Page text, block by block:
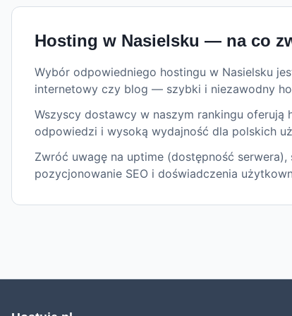
Hosting w Nasielsku — na co
Wybór odpowiedniego hostingu w Nasielsku
internetowy czy blog — szybki i niezawodny
Wszyscy dostawcy w naszym rankingu oferują
odpowiedzi i wysoką wydajność dla polskich
Zwróć uwagę na uptime (dostępność
pozycjonowanie SEO i doświadczenia